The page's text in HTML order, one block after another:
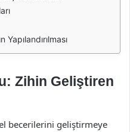
Yapılandırılması
Zihin Geliştiren
becerilerini geliştirmeye